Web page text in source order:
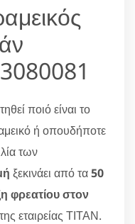
ποιό είναι το
ή οπουδήποτε
των
ξεκινάει από τα50
φρεατίου στον
εταιρείας ΤΙΤΑΝ.